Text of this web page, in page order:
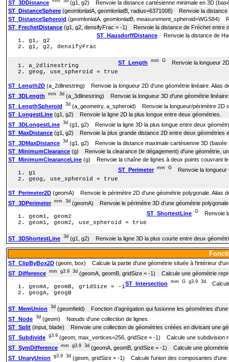
ST_3DDistance
(g1, g2) Renvoie la distance cartésienne minimale en 3D
ST_DistanceSphere (geomlonlatA, geomlonlatB, radius=6371008) Renvoie la
ST_DistanceSpheroid (geomlonlatA, geomlonlatB, measurement_spheroid=WGS84)
ST_FrechetDistance (g1, g2, densifyFrac = -1) Renvoie la distance de Fréchet entre
ST_HausdorffDistance Renvoie la distance de
g1, g2
g1, g2, densifyFrac
ST_Length mm G Renvoie la longueur
a_2dlinestring
geog, use_spheroid = true
ST_Length2D (a_2dlinestring) Renvoie la longueur 2D d'une géométrie linéaire. Alias
ST_3DLength
mm 3d (a_3dlinestring) Renvoie la longueur 3D d'une géométrie linéaire.
ST_LengthSpheroid
3d (a_geometry, a_spheroid) Renvoie la longueur/périmètre 2D
ST_LongestLine (g1, g2) Renvoie la ligne 2D la plus longue entre deux géométries.
ST_3DLongestLine 3d (g1, g2) Renvoie la ligne 3D la plus longue entre deux
ST_MaxDistance (g1, g2) Renvoie la plus grande distance 2D entre deux géométries
ST_3DMaxDistance 3d (g1, g2) Renvoie la distance maximale cartésienne 3D
ST_MinimumClearance (g) Renvoie la clearance (le dégagement) d'une géométrie,
ST_MinimumClearanceLine (g) Renvoie la chaîne de lignes à deux points couvrant
ST_Perimeter mm G Renvoie la longueur
g1
geog, use_spheroid = true
ST_Perimeter2D (geomA) Renvoie le périmètre 2D d'une géométrie polygonale. Alias
ST_3DPerimeter mm 3d (geomA) Renvoie le périmètre 3D d'une géométrie
ST_ShortestLine G Renvoie
geom1, geom2
geom1, geom2, use_spheroid = true
ST_3DShortestLine 3d (g1, g2) Renvoie la ligne 3D la plus courte entre deux
ST_ClipByBox2D (geom, box) Calcule la partie d'une géométrie située à l'intérieur
ST_Difference mm g3.9 3d (geomA, geomB, gridSize = -1) Calcule une géométrie
ST_Intersection
mm G g3.9 3d Calcule
geomA, geomB, gridSize = -1
geogA, geogB
ST_MemUnion 3d (geomfield) Fonction d'agrégation qui fusionne les géométries
ST_Node 3d (geom) Nœuds d'une collection de lignes.
ST_Split (input, blade) Renvoie une collection de géométries créées en divisant une
ST_Subdivide g3.9 (geom, max_vertices=256, gridSize = -1) Calcule une subdivision
ST_SymDifference mm g3.9 3d (geomA, geomB, gridSize = -1) Calcule une
ST_UnaryUnion
g3.9 3d (geom, gridSize = -1) Calcule l'union des composantes d'une